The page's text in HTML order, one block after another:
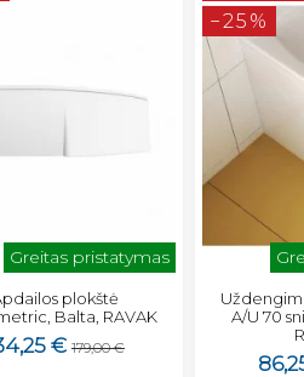
Greitas pristatymas
plokštė
Balta, RAVAK
€ 179,00 €
−25%
A/U 70